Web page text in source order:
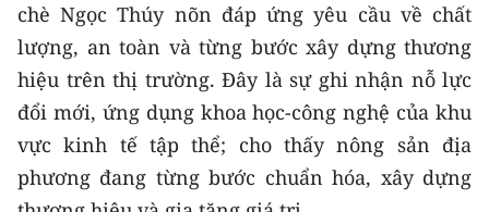
Media Giáo dục
Media Y tế
Media Khoa học - Công nghệ
Media Môi trường
chè Ngọc Thúy nõn đáp ứng yêu cầu về chất
lượng, an toàn và từng bước xây dựng thương
hiệu trên thị trường. Đây là sự ghi nhận nỗ lực
đổi mới, ứng dụng khoa học-công nghệ của khu
vực kinh tế tập thể; cho thấy nông sản địa
phương đang từng bước chuẩn hóa, xây dựng